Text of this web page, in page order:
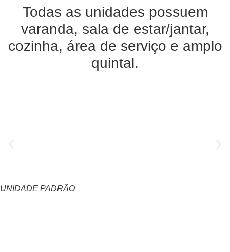
Todas as unidades possuem
varanda, sala de estar/jantar,
cozinha, área de serviço e amplo
quintal.
UNIDADE PADRÃO